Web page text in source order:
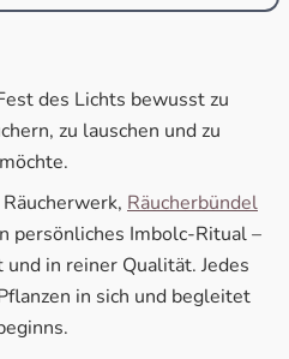
des Lichts bewusst zu
zu lauschen und zu
Räucherbündel
persönliches Imbolc-Ritual –
in reiner Qualität. Jedes
in sich und begleitet